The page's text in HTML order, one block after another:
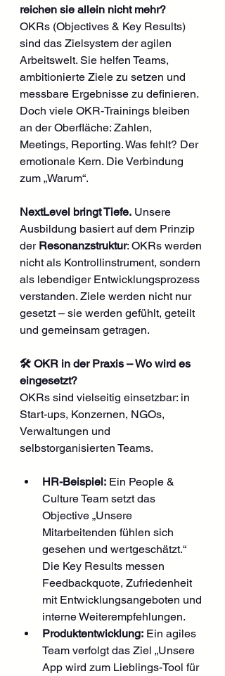
reichen sie allein nicht mehr?
OKRs (Objectives & Key Results)
sind das Zielsystem der agilen
Arbeitswelt. Sie helfen Teams,
ambitionierte Ziele zu setzen und
messbare Ergebnisse zu definieren.
Doch viele OKR-Trainings bleiben
an der Oberfläche: Zahlen,
Meetings, Reporting. Was fehlt? Der
emotionale Kern. Die Verbindung
zum „Warum“.
NextLevel bringt Tiefe. Unsere
Ausbildung basiert auf dem Prinzip
der Resonanzstruktur: OKRs werden
nicht als Kontrollinstrument, sondern
als lebendiger Entwicklungsprozess
verstanden. Ziele werden nicht nur
gesetzt – sie werden gefühlt, geteilt
und gemeinsam getragen.
🛠 OKR in der Praxis – Wo wird es
eingesetzt?
OKRs sind vielseitig einsetzbar: in
Start-ups, Konzernen, NGOs,
Verwaltungen und
selbstorganisierten Teams.
HR-Beispiel: Ein People &
Culture Team setzt das
Objective „Unsere
Mitarbeitenden fühlen sich
gesehen und wertgeschätzt.“
Die Key Results messen
Feedbackquote, Zufriedenheit
mit Entwicklungsangeboten und
interne Weiterempfehlungen.
Produktentwicklung: Ein agiles
Team verfolgt das Ziel „Unsere
App wird zum Lieblings-Tool für